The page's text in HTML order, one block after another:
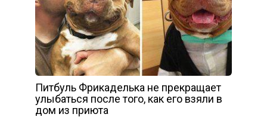
Питбуль Фрикаделька не прекращает
улыбаться после того, как его взяли в
дом из приюта